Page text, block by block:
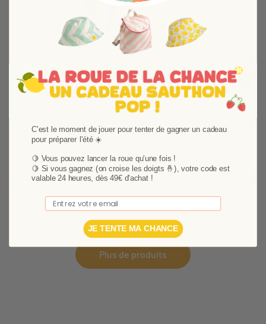
Transformez la chambre de votre bébé en village
indien avec les stickers muraux tipi bébé Timouki !
9,90 € 46,90 €
Ajouter au panier Ajouter au
Suivant
Plus de produits
C'est le moment de jouer pour tenter de gagner un cadeau
pour préparer l'été ☀️
🍋 Vous pouvez lancer la roue qu'une fois !
🍋 Si vous gagnez (on croise les doigts 🤞), votre code est
valable 24 heures, dès 49€ d'achat !
Email
JE TENTE MA CHANCE